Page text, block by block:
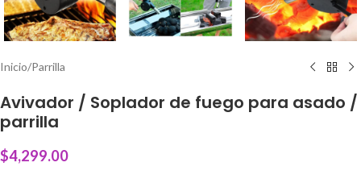
Inicio/Parrilla
Avivador / Soplador de fuego para asado /
parrilla
$4,299.00